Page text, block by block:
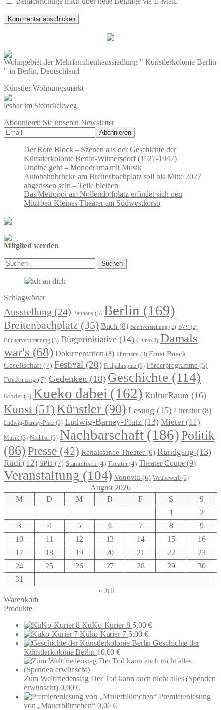
Wohngebiet der Mehrfamilienhaussiedlung " Künstlerkolonie Berlin
" in Berlin, Deutschland
Künstler Wohnungsmarkt
lesbar im Steinrückweg
Abonnieren Sie unseren Newsletter
Der Rote Block – Szenen aus der Geschichte der
Künstlerkolonie Berlin-Wilmersdorf (1927-1947)
Undine geht – Monodrama mit Musik
Autobahnbrücke am Breitenbachplatz soll bis Mitte 2027
abgerissen sein – Teile bleiben
Das Metropol am Nollendorfplatz erfindet sich neu
Mitarbeit Kleines Theater am Südwestkorso
Mitglied werden
Suchen
nach:
Schlagwörter
Ausstellung (24) Bauhaus (3) Berlin (169)
Breitenbachplatz (35) Buch (8) Buchvorstellung (2) BVV (2)
Bücherverbrennung (3) Bürgerinitiative (14) China (3) Damals
war's (68) Dokumentation (8) Ehrenamt (3) Ernst Busch
Gesellschaft (7) Festival (20) Frühjahrsputz (3) Förderprogramme (5)
Förderung (7) Gedenken (18) Geschichte (114)
Kinder(4) Kueko dabei (162) KulturRaum (16)
Kunst (51)Künstler (90) Lesung (15) Literatur(8)
Ludwig-Barnay-Platz (3) Ludwig-Barney-Platz (13) Mieter (11)
Musik (3) Nachbar (3) Nachbarschaft (186)Politik
(86) Presse (42) Renaissance Theater (6) Rundgang (13)
Rüdi (12) SPD (7) Stammtisch (4) Theater(4) Theater Coupe (9)
Veranstaltung (104) Vonovia (6) Wettbewerb (3)
August 2026
M
D M D F S
S
1
2
3
4 5 6 7 8
9
10
11 12 13 14 15
16
17
18 19 20 21 22
23
24
25 26 27 28 29
30
31
« Juli
Warenkorb
Produkte
KüKo-Kurier 8 5,00 €
Küko-Kurier 7 5,00 €
Geschichte der
Künstlerkolonie Berlin 10,00 €
Zum Weltfriedenstag Der Tod kann auch nicht alles (Spenden
erwünscht) 0,00 €
Premierenlesung
von „Mauerblümchen“ 0,00 €